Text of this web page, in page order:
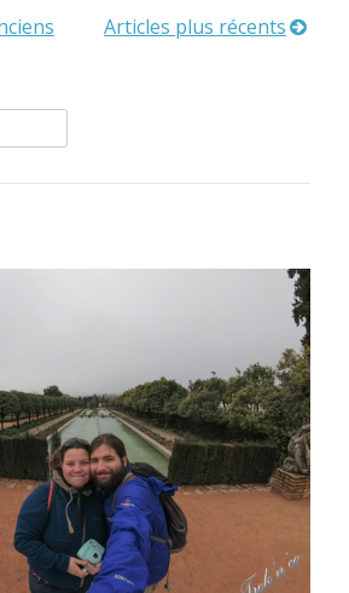
trek
du
saut
Articles plus récents